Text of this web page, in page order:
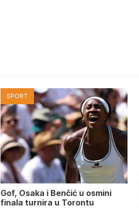
SPORT
Gof, Osaka i Benčić u osmini
finala turnira u Torontu